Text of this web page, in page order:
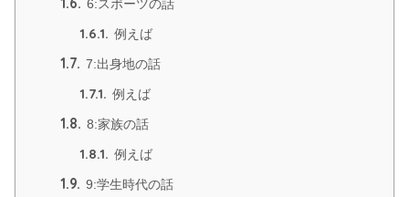
6:スポーツの話
1.6.1. 例えば
1.7. 7:出身地の話
1.7.1. 例えば
1.8. 8:家族の話
1.8.1. 例えば
1.9. 9:学生時代の話